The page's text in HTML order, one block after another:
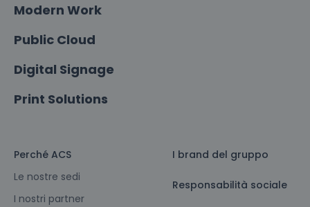
Modern Work
Public Cloud
Digital Signage
Print Solutions
Perché ACS
Le nostre sedi
I nostri partner
I brand del gruppo
Responsabilità sociale